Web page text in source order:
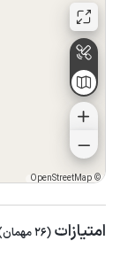
©
OpenStreetMap
امتیازات (
26مهمان